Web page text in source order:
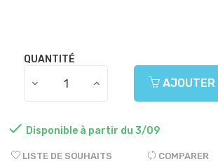
QUANTITÉ
AJOUTER
 Disponible à partir du 3/09
LISTE DE SOUHAITS COMPARER